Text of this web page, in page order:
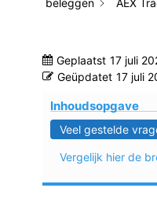
Geplaatst 17 juli
Geüpdatet 17 juli
Inhoudsopgave
Veel gestelde
Vergelijk hier de